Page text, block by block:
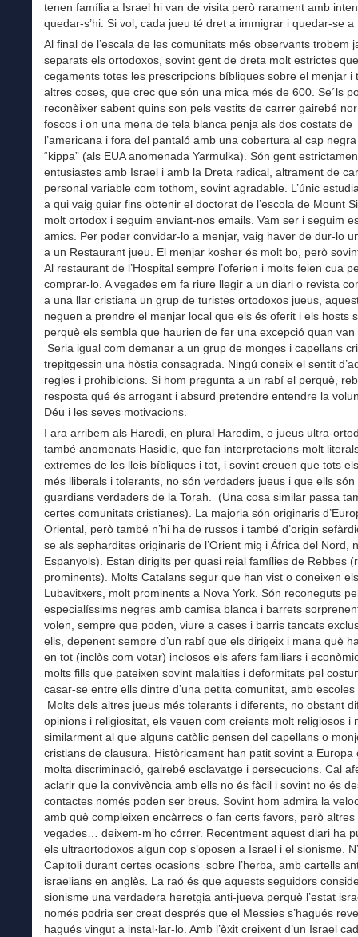
tenen família a Israel hi van de visita però rarament amb
quedar-s’hi. Si vol, cada jueu té dret a immigrar i quedar-se a
Al final de l’escala de les comunitats més observants trobem
separats els ortodoxos, sovint gent de dreta molt estrictes
cegaments totes les prescripcions bíbliques sobre el menjar i
altres coses, que crec que són una mica més de 600. Se´ls
reconèixer sabent quins son pels vestits de carrer gairebé
foscos i on una mena de tela blanca penja als dos costats de
l’americana i fora del pantaló amb una cobertura al cap
“kippa” (als EUA anomenada Yarmulka). Són gent
entusiastes amb Israel i amb la Dreta radical, altrament de
personal variable com tothom, sovint agradable. L’únic
a qui vaig guiar fins obtenir el doctorat de l’escola de Mount
molt ortodox i seguim enviant-nos emails. Vam ser i seguim
amics. Per poder convidar-lo a menjar, vaig haver de dur-lo
a un Restaurant jueu. El menjar kosher és molt bo, però
Al restaurant de l’Hospital sempre l’oferien i molts feien cua
comprar-lo. A vegades em fa riure llegir a un diari o revista
a una llar cristiana un grup de turistes ortodoxos jueus,
neguen a prendre el menjar local que els és oferit i els hosts
perquè els sembla que haurien de fer una excepció quan van
Seria igual com demanar a un grup de monges i capellans
trepitgessin una hòstia consagrada. Ningú coneix el sentit
regles i prohibicions. Si hom pregunta a un rabí el perquè,
resposta qué és arrogant i absurd pretendre entendre la
Déu i les seves motivacions.
I ara arribem als Haredi, en plural Haredim, o jueus ultra-
també anomenats Hasidic, que fan interpretacions molt
extremes de les lleis bíbliques i tot, i sovint creuen que tots
més lliberals i tolerants, no són verdaders jueus i que ells són
guardians verdaders de la Torah. (Una cosa similar passa
certes comunitats cristianes). La majoria són originaris
Oriental, però també n’hi ha de russos i també d’origin
se als sephardites originaris de l’Orient mig i Àfrica del Nord,
Espanyols). Estan dirigits per quasi reial famílies de Rebbes
prominents). Molts Catalans segur que han vist o coneixen els
Lubavitxers, molt prominents a Nova York. Són reconeguts
especialíssims negres amb camisa blanca i barrets
volen, sempre que poden, viure a cases i barris tancats
ells, depenent sempre d’un rabí que els dirigeix i mana què
en tot (inclòs com votar) inclosos els afers familiars i
molts fills que pateixen sovint malalties i deformitats pel
casar-se entre ells dintre d’una petita comunitat, amb
Molts dels altres jueus més tolerants i diferents, no obstant
opinions i religiositat, els veuen com creients molt religiosos i
similarment al que alguns catòlic pensen del capellans o
cristians de clausura. Històricament han patit sovint a Europa
molta discriminació, gairebé esclavatge i persecucions. Cal
aclarir que la convivència amb ells no és fàcil i sovint no és
contactes només poden ser breus. Sovint hom admira la
amb què compleixen encàrrecs o fan certs favors, però altres
vegades… deixem-m’ho córrer. Recentment aquest diari ha
els ultraortodoxos algun cop s’oposen a Israel i el sionisme.
Capitoli durant certes ocasions sobre l’herba, amb cartells
israelians en anglès. La raó és que aquests seguidors
sionisme una verdadera heretgia anti-jueva perquè l’estat
només podria ser creat després que el Messies s’hagués
hagués vingut a instal·lar-lo. Amb l’èxit creixent d’un Israel